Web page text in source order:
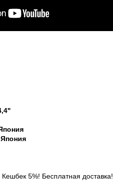
Япония
5%! Бесплатная доставка!